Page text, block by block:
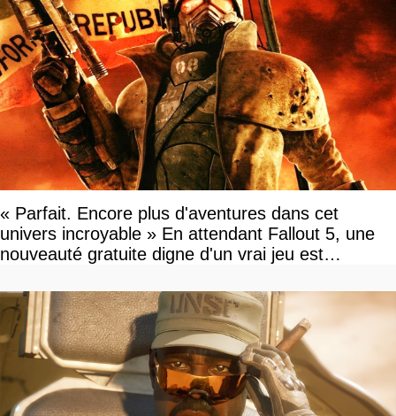
« Parfait. Encore plus d'aventures dans cet
univers incroyable » En attendant Fallout 5, une
nouveauté gratuite digne d'un vrai jeu est